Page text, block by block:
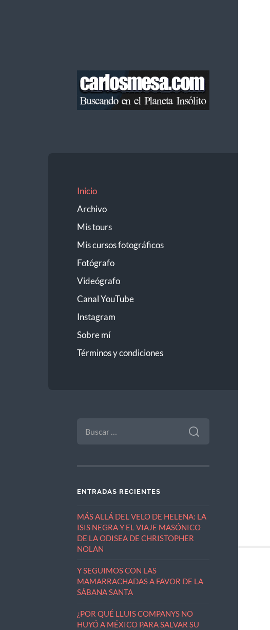
Inicio
Archivo
Mis tours
Mis cursos fotográficos
Fotógrafo
Videógrafo
Canal YouTube
Instagram
Sobre mí
Términos y condiciones
ENTRADAS RECIENTES
MÁS ALLÁ DEL VELO DE HELENA: LA
ISIS NEGRA Y EL VIAJE MASÓNICO
DE LA ODISEA DE CHRISTOPHER
NOLAN
Y SEGUIMOS CON LAS
MAMARRACHADAS A FAVOR DE LA
SÁBANA SANTA
¿POR QUÉ LLUIS COMPANYS NO
HUYÓ A MÉXICO PARA SALVAR SU